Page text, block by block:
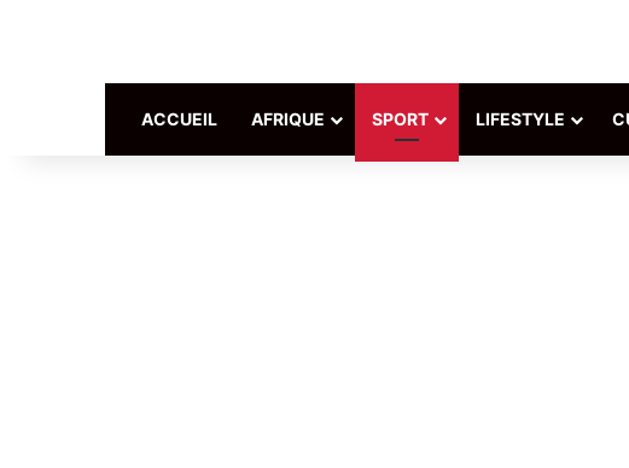
ACCUEIL AFRIQUE SPORT LIFESTYLE